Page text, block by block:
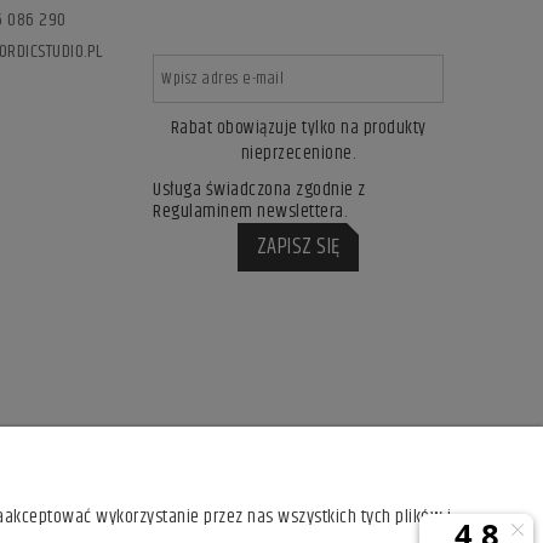
086 290
Rabat obowiązuje tylko na produkty
nieprzecenione.
ZAPISZ SIĘ
Usługa świadczona zgodnie z
Regulaminem newslettera.
wykorzystanie przez nas wszystkich tych plików i